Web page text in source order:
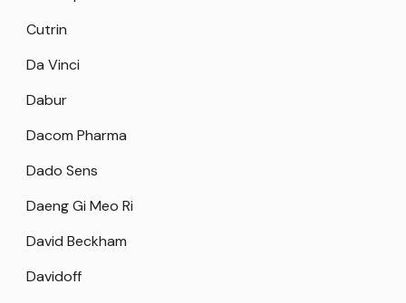
Cutrin
Da Vinci
Dabur
Dacom Pharma
Dado Sens
Daeng Gi Meo Ri
David Beckham
Davidoff